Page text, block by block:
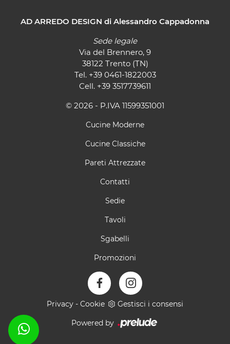
AD ARREDO DESIGN di Alessandro Cappadonna
Sede legale
Via del Brennero, 9
38122 Trento (TN)
Tel. +39 0461-1822003
Cell. +39 3517739611
© 2026 - P.IVA 11599351001
Cucine Moderne
Cucine Classiche
Pareti Attrezzate
Contatti
Sedie
Tavoli
Sgabelli
Promozioni
Privacy - Cookie Gestisci i consensi
Powered by